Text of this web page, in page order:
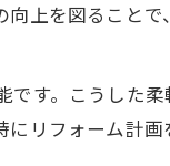
上を図ること
す。こうした
リフォーム計画